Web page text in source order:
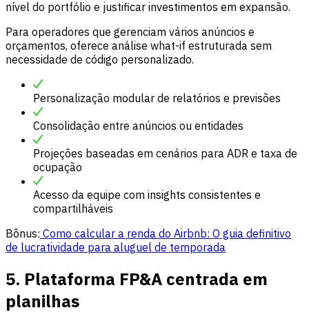
nível do portfólio e justificar investimentos em expansão.
Para operadores que gerenciam vários anúncios e
orçamentos, oferece análise what-if estruturada sem
necessidade de código personalizado.
Personalização modular de relatórios e previsões
Consolidação entre anúncios ou entidades
Projeções baseadas em cenários para ADR e taxa de
ocupação
Acesso da equipe com insights consistentes e
compartilháveis
Bônus: Como calcular a renda do Airbnb: O guia definitivo
de lucratividade para aluguel de temporada
5. Plataforma FP&A centrada em
planilhas